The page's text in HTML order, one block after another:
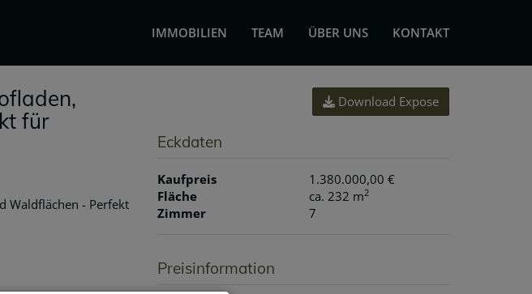
IMMOBILIEN TEAM ÜBER UNS KONTAKT
für
Download Expose
Eckdaten
Kaufpreis
1.380.000,00 €
Fläche
ca. 232 m2
Zimmer 7
Preisinformation